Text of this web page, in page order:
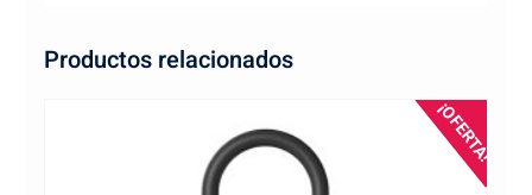
Productos relacionados
¡OFERTA!